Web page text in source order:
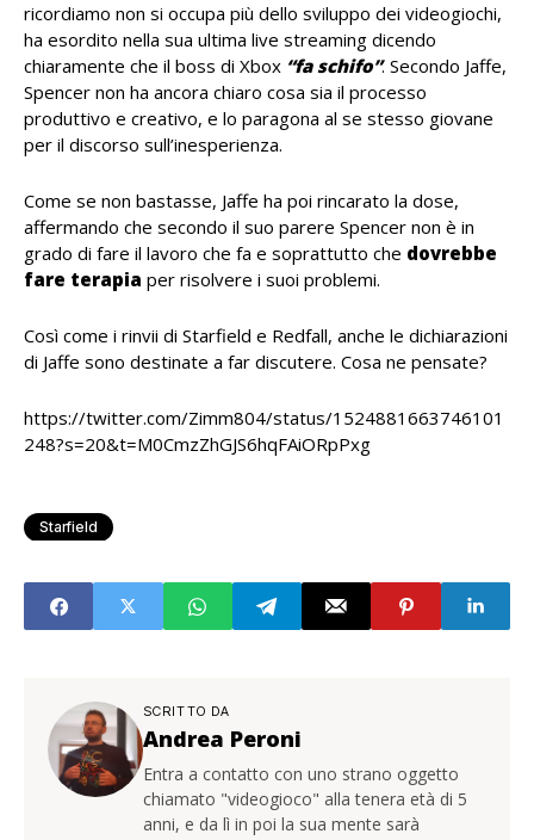
ricordiamo non si occupa più dello sviluppo dei videogiochi,
ha esordito nella sua ultima live streaming dicendo
chiaramente che il boss di Xbox “fa schifo”. Secondo Jaffe,
Spencer non ha ancora chiaro cosa sia il processo
produttivo e creativo, e lo paragona al se stesso giovane
per il discorso sull’inesperienza.
Come se non bastasse, Jaffe ha poi rincarato la dose,
affermando che secondo il suo parere Spencer non è in
grado di fare il lavoro che fa e soprattutto che dovrebbe
fare terapia per risolvere i suoi problemi.
Così come i rinvii di Starfield e Redfall, anche le dichiarazioni
di Jaffe sono destinate a far discutere. Cosa ne pensate?
https://twitter.com/Zimm804/status/1524881663746101
248?s=20&t=M0CmzZhGJS6hqFAiORpPxg
Starfield
SCRITTO DA
Andrea Peroni
Entra a contatto con uno strano oggetto
chiamato "videogioco" alla tenera età di 5
anni, e da lì in poi la sua mente sarà